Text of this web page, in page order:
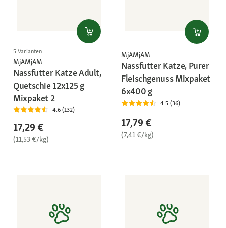
5 Varianten
MjAMjAM
Nassfutter Katze Adult,
Quetschie 12x125 g
Mixpaket 2
4.6 (132)
17,29 €
(11,53 €/kg)
MjAMjAM
Nassfutter Katze, Purer
Fleischgenuss Mixpaket
6x400 g
4.5 (36)
17,79 €
(7,41 €/kg)